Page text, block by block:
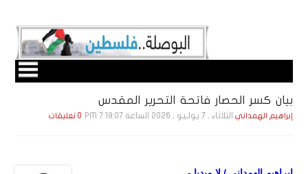
بيان كسر الحصار فاتحة التحرير المقدس
إبراهيم الهمداني الثلاثاء , 7 يـولـيـو , 2026 الساعة 7:19:07 PM 0 تعليقات